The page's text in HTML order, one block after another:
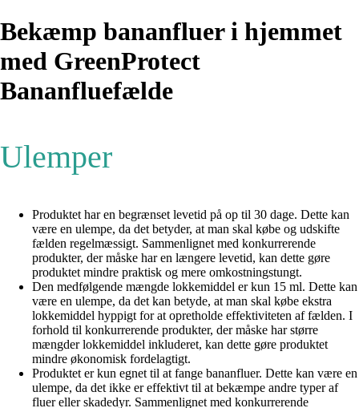
Bekæmp bananfluer i hjemmet
med GreenProtect
Bananfluefælde
Ulemper
Produktet har en begrænset levetid på op til 30 dage. Dette kan
være en ulempe, da det betyder, at man skal købe og udskifte
fælden regelmæssigt. Sammenlignet med konkurrerende
produkter, der måske har en længere levetid, kan dette gøre
produktet mindre praktisk og mere omkostningstungt.
Den medfølgende mængde lokkemiddel er kun 15 ml. Dette kan
være en ulempe, da det kan betyde, at man skal købe ekstra
lokkemiddel hyppigt for at opretholde effektiviteten af fælden. I
forhold til konkurrerende produkter, der måske har større
mængder lokkemiddel inkluderet, kan dette gøre produktet
mindre økonomisk fordelagtigt.
Produktet er kun egnet til at fange bananfluer. Dette kan være en
ulempe, da det ikke er effektivt til at bekæmpe andre typer af
fluer eller skadedyr. Sammenlignet med konkurrerende